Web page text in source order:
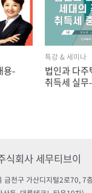
용-
특강 & 세미나
법인과 다
취득세 실무
식회사 세무티브이
금천구 가산디지털2로70, 7